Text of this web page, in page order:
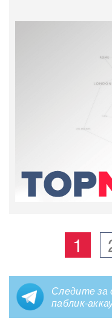
1
Следите за
паблик-